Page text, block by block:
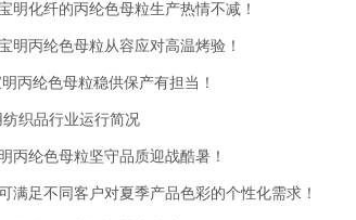
明化纤的丙纶色母粒生产热情不减！
明丙纶色母粒从容应对高温烤验！
丙纶色母粒稳供保产有担当！
纺织品行业运行简况
丙纶色母粒坚守品质迎战酷暑！
满足不同客户对夏季产品色彩的个性化需求！